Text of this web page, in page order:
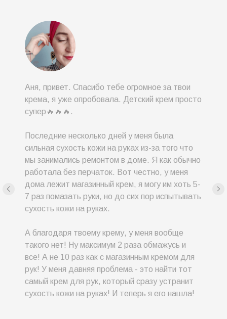
Аня, привет. Спасибо тебе огромное за твои
крема, я уже опробовала. Детский крем просто
супер🔥🔥🔥.
Последние несколько дней у меня была
сильная сухость кожи на руках из-за того что
мы занимались ремонтом в доме. Я как обычно
работала без перчаток. Вот честно, у меня
дома лежит магазинный крем, я могу им хоть 5-
7 раз помазать руки, но до сих пор испытывать
сухость кожи на руках.
А благодаря твоему крему, у меня вообще
такого нет! Ну максимум 2 раза обмажусь и
все! А не 10 раз как с магазинным кремом для
рук! У меня давняя проблема - это найти тот
самый крем для рук, который сразу устранит
сухость кожи на руках! И теперь я его нашла!